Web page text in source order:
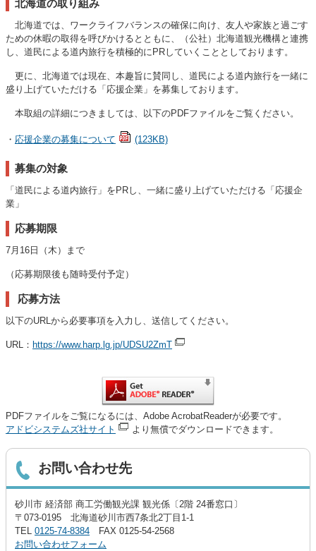
北海道の取り組み
北海道では、ワークライフバランスの確保に向け、友人や家族と過ごす
ための休暇の取得を呼びかけるとともに、（公社）北海道観光機構と連携
し、道民による道内旅行を積極的にPRしていくこととしております。
更に、北海道では現在、本趣旨に賛同し、道民による道内旅行を一緒に
盛り上げていただける「応援企業」を募集しております。
本取組の詳細につきましては、以下のPDFファイルをご覧ください。
・ 応援企業の募集について (123KB)
募集の対象
「道民による道内旅行」をPRし、一緒に盛り上げていただける「応援企
業」
応募期限
7月16日（木）まで
（応募期限後も随時受付予定）
応募方法
以下のURLから必要事項を入力し、送信してください。
URL： https://www.harp.lg.jp/UDSU2ZmT
PDFファイルをご覧になるには、Adobe AcrobatReaderが必要です。
アドビシステムズ社サイト
より無償でダウンロードできます。
お問い合わせ先
砂川市 経済部 商工労働観光課 観光係〔2階 24番窓口〕
〒073-0195 北海道砂川市西7条北2丁目1-1
TEL 0125-74-8384 FAX 0125-54-2568
お問い合わせフォーム